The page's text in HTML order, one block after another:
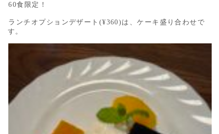
60食限定！
ランチオプションデザート(¥360)は、ケーキ盛り合わせで
す。